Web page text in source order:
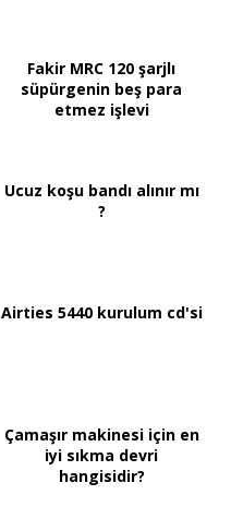
Fakir MRC 120 şarjlı
süpürgenin beş para
etmez işlevi
Ucuz koşu bandı alınır mı
?
Airties 5440 kurulum cd'si
Çamaşır makinesi için en
iyi sıkma devri
hangisidir?